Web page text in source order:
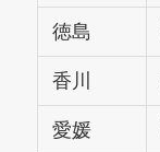
徳島
香川
愛媛